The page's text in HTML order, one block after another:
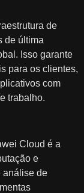
de
de última
Isso garante
para os clientes,
com
trabalho.
Cloud é a
e
análise de